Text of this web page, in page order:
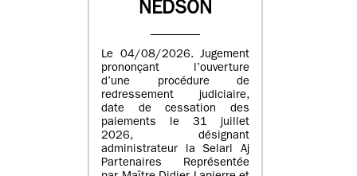
NEDSON
Le 04/08/2026. Jugement
prononçant l’ouverture
d’une procédure de
redressement judiciaire,
date de cessation des
paiements le 31 juillet
2026, désignant
administrateur la Selarl Aj
Partenaires Représentée